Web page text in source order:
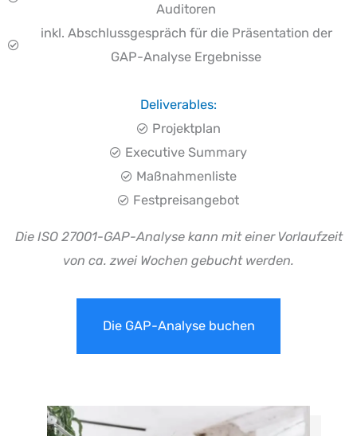
Auditoren
inkl. Abschlussgespräch für die Präsentation der
GAP-Analyse Ergebnisse
Deliverables:
Projektplan
Executive Summary
Maßnahmenliste
Festpreisangebot
Die ISO 27001-GAP-Analyse kann mit einer Vorlaufzeit
von ca. zwei Wochen gebucht werden.
Die GAP-Analyse buchen